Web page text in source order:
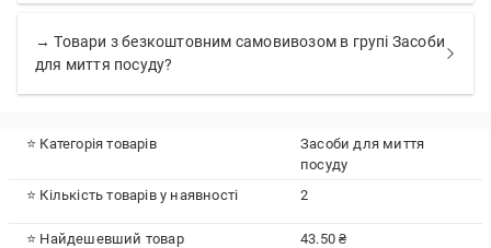
→ Товари з безкоштовним самовивозом в групі Засоби
для миття посуду?
⭐ Категорія товарів
Засоби для миття
посуду
⭐ Кількість товарів у наявності
2
⭐ Найдешевший товар 43.50 ₴